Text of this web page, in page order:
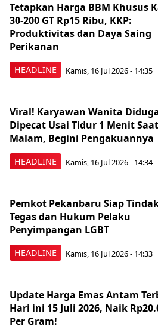
HEADLINE
Tetapkan Harga BBM Khusus
30-200 GT Rp15 Ribu, KKP:
Produktivitas dan Daya Saing
Perikanan
Kamis, 16 Jul 2026 - 14:35
HEADLINE
Viral! Karyawan Wanita
Dipecat Usai Tidur 1 Menit
Malam, Begini Pengakuannya
Kamis, 16 Jul 2026 - 14:34
HEADLINE
Pemkot Pekanbaru Siap
Tegas dan Hukum Pelaku
Penyimpangan LGBT
Kamis, 16 Jul 2026 - 14:33
Update Harga Emas Antam
Hari ini 15 Juli 2026, Naik
Per Gram!